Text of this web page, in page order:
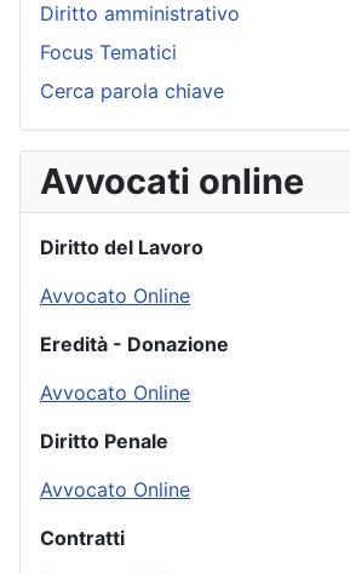
Diritto amministrativo
Focus Tematici
Cerca parola chiave
Avvocati online
Diritto del Lavoro
Avvocato Online
Eredità - Donazione
Avvocato Online
Diritto Penale
Avvocato Online
Contratti